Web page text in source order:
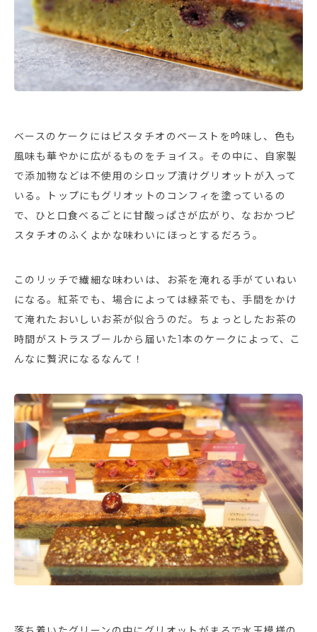
ベースのケークにはピスタチオのペーストを吟味し、色も
風味も華やかに広がるものをチョイス。その中に、自家製
で添加物などは不使用のシロップ漬けグリオットが入って
いる。トップにもグリオットのコンフィを塗っているの
で、ひと口食べるごとに甘酸っぱさが広がり、なおかつピ
スタチオのふくよかな味わいにほっとするだろう。
このリッチで繊細な味わいは、お茶を淹れる手がていねい
になる。紅茶でも、場合によっては緑茶でも、手間をかけ
て淹れたおいしいお茶が似合うのだ。ちょっとしたお茶の
時間がストラスブールから届いた1本のケークによって、こ
んなに贅沢になるなんて！